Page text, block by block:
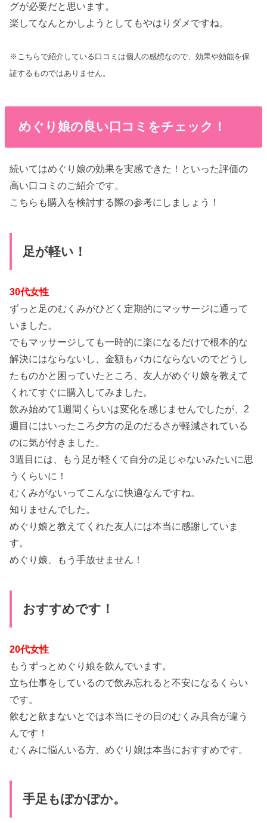
グが必要だと思います。
楽してなんとかしようとしてもやはりダメですね。
※こちらで紹介している口コミは個人の感想なので、効果や効能を保
証するものではありません。
めぐり娘の良い口コミをチェック！
続いてはめぐり娘の効果を実感できた！といった評価の
高い口コミのご紹介です。
こちらも購入を検討する際の参考にしましょう！
足が軽い！
30代女性
ずっと足のむくみがひどく定期的にマッサージに通って
いました。
でもマッサージしても一時的に楽になるだけで根本的な
解決にはならないし、金額もバカにならないのでどうし
たものかと困っていたところ、友人がめぐり娘を教えて
くれてすぐに購入してみました。
飲み始めて1週間くらいは変化を感じませんでしたが、2
週目にはいったころ夕方の足のだるさが軽減されている
のに気が付きました。
3週目には、もう足が軽くて自分の足じゃないみたいに思
うくらいに！
むくみがないってこんなに快適なんですね。
知りませんでした。
めぐり娘と教えてくれた友人には本当に感謝していま
す。
めぐり娘、もう手放せません！
おすすめです！
20代女性
もうずっとめぐり娘を飲んでいます。
立ち仕事をしているので飲み忘れると不安になるくらい
です。
飲むと飲まないとでは本当にその日のむくみ具合が違う
んです！
むくみに悩んいる方、めぐり娘は本当におすすめです。
手足もぽかぽか。